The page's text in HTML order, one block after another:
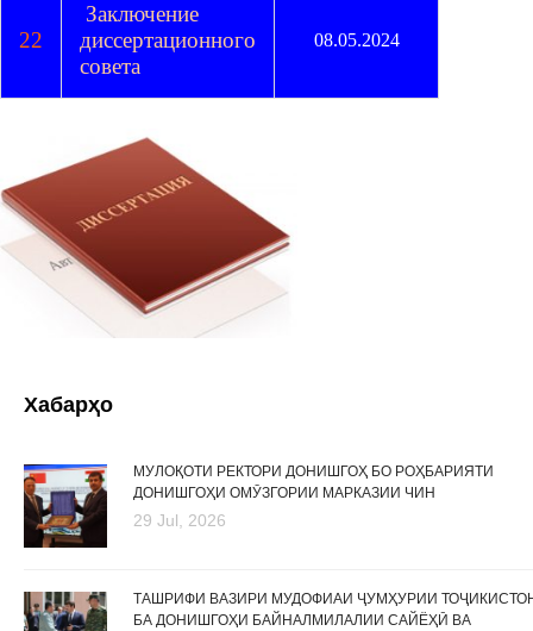
22
Заключение
диссертационного
совета
08.05.2024
Хабарҳо
МУЛОҚОТИ РЕКТОРИ ДОНИШГОҲ БО РОҲБАРИЯТИ
ДОНИШГОҲИ ОМӮЗГОРИИ МАРКАЗИИ ЧИН
29 Jul, 2026
ТАШРИФИ ВАЗИРИ МУДОФИАИ ҶУМҲУРИИ
БА ДОНИШГОҲИ БАЙНАЛМИЛАЛИИ САЙЁҲӢ ВА